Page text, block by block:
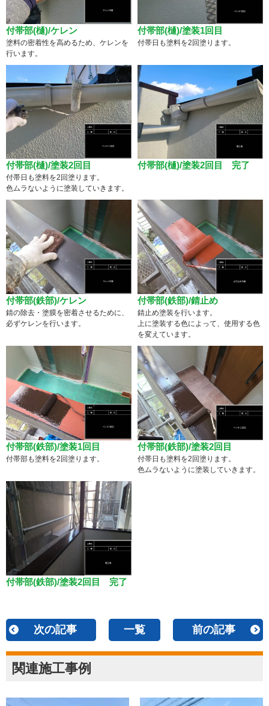
付帯部(樋)/ケレン
塗料の密着性を高めるため、ケレンを
行います。
付帯部(樋)/塗装1回目
付帯日も塗料を2回塗ります。
付帯部(樋)/塗装2回目
付帯日も塗料を2回塗ります。
色ムラないように塗装していきます。
付帯部(樋)/塗装2回目 完了
付帯部(鉄部)/ケレン
錆の除去・塗膜を密着させるために、
必ずケレンを行います。
付帯部(鉄部)/錆止め
錆止め塗装を行います。
上に塗装する色によって、使用する色
を変えています。
付帯部(鉄部)/塗装1回目
付帯部も塗料を2回塗ります。
付帯部(鉄部)/塗装2回目
付帯日も塗料を2回塗ります。
色ムラないように塗装していきます。
付帯部(鉄部)/塗装2回目 完了
次の記事 一覧 前の記事
関連施工事例